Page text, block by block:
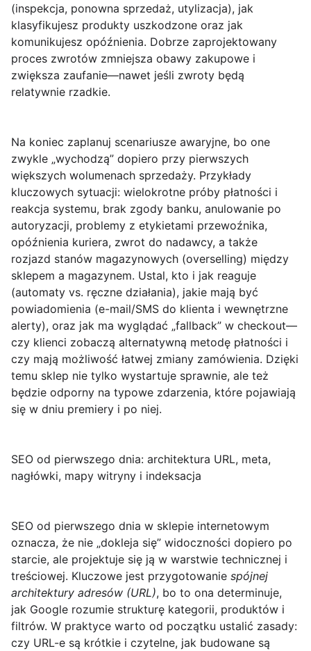
(inspekcja, ponowna sprzedaż, utylizacja), jak
klasyfikujesz produkty uszkodzone oraz jak
komunikujesz opóźnienia. Dobrze zaprojektowany
proces zwrotów zmniejsza obawy zakupowe i
zwiększa zaufanie—nawet jeśli zwroty będą
relatywnie rzadkie.
Na koniec zaplanuj scenariusze awaryjne, bo one
zwykle „wychodzą” dopiero przy pierwszych
większych wolumenach sprzedaży. Przykłady
kluczowych sytuacji: wielokrotne próby płatności i
reakcja systemu, brak zgody banku, anulowanie po
autoryzacji, problemy z etykietami przewoźnika,
opóźnienia kuriera, zwrot do nadawcy, a także
rozjazd stanów magazynowych (overselling) między
sklepem a magazynem. Ustal, kto i jak reaguje
(automaty vs. ręczne działania), jakie mają być
powiadomienia (e-mail/SMS do klienta i wewnętrzne
alerty), oraz jak ma wyglądać „fallback” w checkout—
czy klienci zobaczą alternatywną metodę płatności i
czy mają możliwość łatwej zmiany zamówienia. Dzięki
temu sklep nie tylko wystartuje sprawnie, ale też
będzie odporny na typowe zdarzenia, które pojawiają
się w dniu premiery i po niej.
SEO od pierwszego dnia: architektura URL, meta,
nagłówki, mapy witryny i indeksacja
SEO od pierwszego dnia w sklepie internetowym
oznacza, że nie „dokleja się” widoczności dopiero po
starcie, ale projektuje się ją w warstwie technicznej i
treściowej. Kluczowe jest przygotowanie spójnej
architektury adresów (URL), bo to ona determinuje,
jak Google rozumie strukturę kategorii, produktów i
filtrów. W praktyce warto od początku ustalić zasady:
czy URL-e są krótkie i czytelne, jak budowane są